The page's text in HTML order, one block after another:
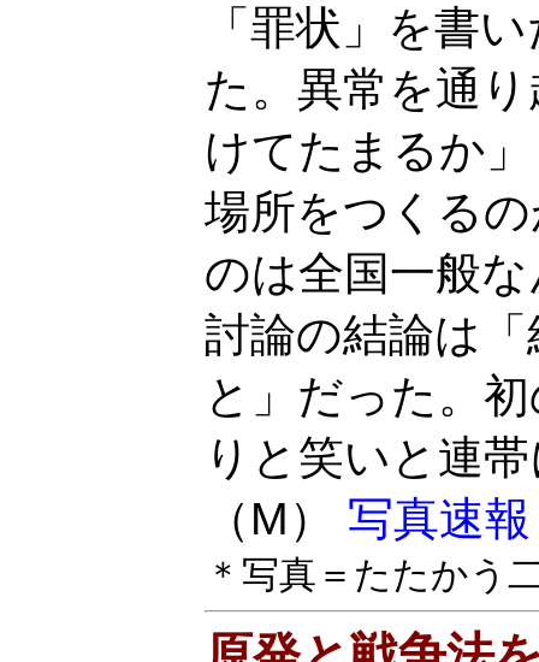
「罪状」を書
た。異常を通
けてたまるか
場所をつくる
のは全国一般
討論の結論は
と」だった。
りと笑いと連
（M） 写真速報
＊写真＝たたかう